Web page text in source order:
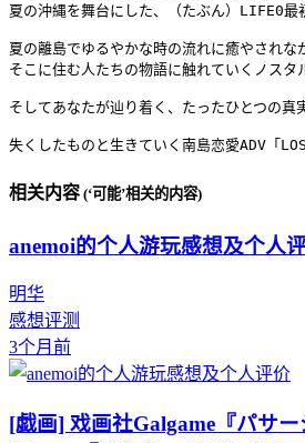
夏の沖縄を舞台にした、（たぶん）LIFE0最
夏の離島でゆるやかな時の流れに癒やされな
そこに住む人たちの物語に触れていくノスタ
そしてあなたが辿り着く、たったひとつの真
失くしたものと生きていく南島恋愛ADV「
相关内容 (‘可能’相关的内容)
anemoi的个人游玩感想及个人
明华
感想评测
3个月前
[戯画] 戏画社Galgame『パサー